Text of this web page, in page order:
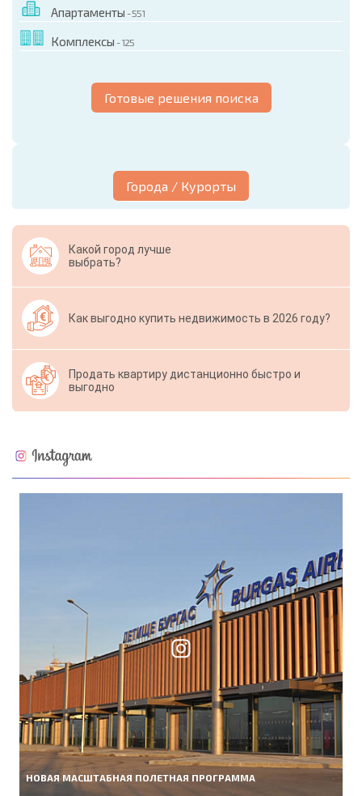
Апартаменты - 551
Комплексы - 125
Готовые решения поиска
Города / Курорты
Какой город лучше
выбрать?
Как выгодно купить недвижимость в 2026 году?
Продать квартиру дистанционно быстро и
выгодно
НОВАЯ МАСШТАБНАЯ ПОЛЕТНАЯ ПРОГРАММА